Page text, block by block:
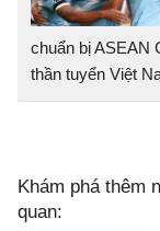
chuẩn bị ASEAN
thần tuyển Việt
Khám phá thêm
quan: